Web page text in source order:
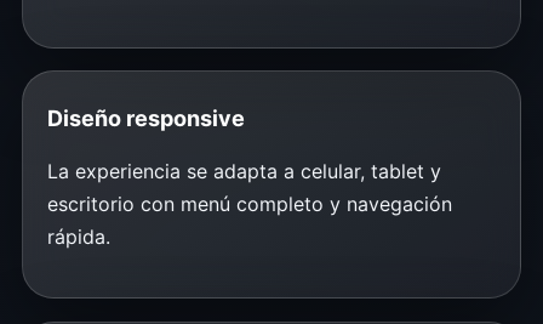
Diseño responsive
La experiencia se adapta a celular, tablet y
escritorio con menú completo y navegación
rápida.